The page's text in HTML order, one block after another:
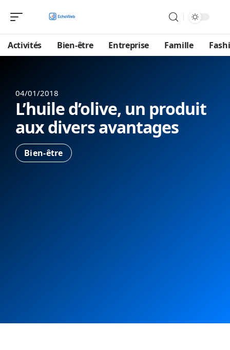
Activités Bien-être Entreprise Famille
04/01/2018
L’huile d’olive, un produit
aux divers avantages
Bien-être